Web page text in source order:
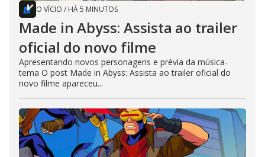
O VÍCIO / HÁ 5 MINUTOS
Made in Abyss: Assista ao trailer
oficial do novo filme
Apresentando novos personagens e prévia da música-
tema O post Made in Abyss: Assista ao trailer oficial do
novo filme apareceu...